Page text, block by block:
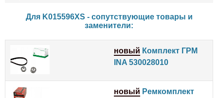
Для K015596XS - сопутствующие товары и
заменители:
новый Комплект ГРМ
INA 530028010
новый Ремкомплект